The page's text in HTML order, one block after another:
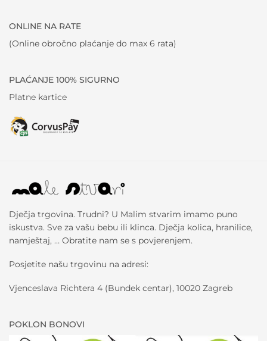
ONLINE NA RATE
(Online obročno plaćanje do max 6 rata)
PLAĆANJE 100% SIGURNO
Platne kartice
Dječja trgovina. Trudni? U Malim stvarim imamo puno
iskustva. Sve za vašu bebu ili klinca. Dječja kolica, hranilice,
namještaj, … Obratite nam se s povjerenjem.
Posjetite našu trgovinu na adresi:
Vjenceslava Richtera 4 (Bundek centar), 10020 Zagreb
POKLON BONOVI